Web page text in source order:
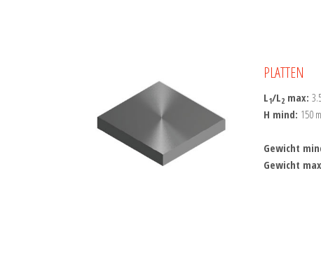
PLATTEN
L1/L2max:
H mind: 150
Gewicht
Gewicht